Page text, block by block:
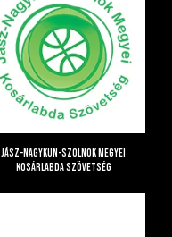
Jász-Nagykun-Szolnok Megyei
Kosárlabda Szövetség